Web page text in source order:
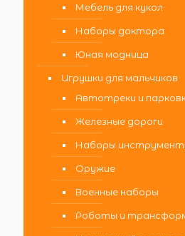
Мебель для кукол
Наборы доктора
Юная модница
Игрушки для мальчиков
Автотреки и
Железные дороги
Наборы
Оружие
Военные наборы
Роботы и